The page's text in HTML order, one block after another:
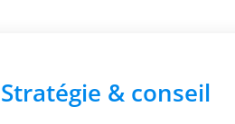
Stratégie & conseil